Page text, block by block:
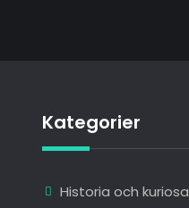
Kategorier
Historia och kuriosa